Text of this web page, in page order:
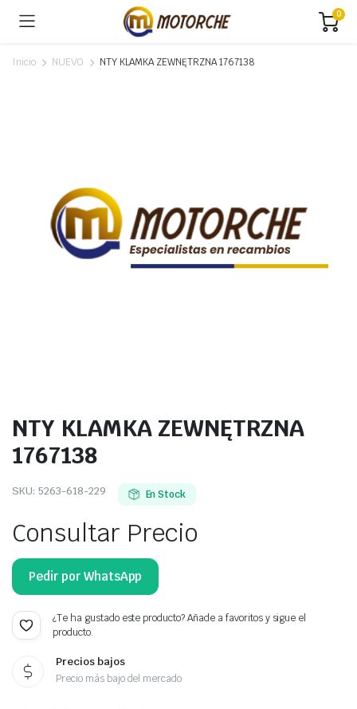
0
Inicio NUEVO NTY KLAMKA ZEWNĘTRZNA 1767138
NTY KLAMKA ZEWNĘTRZNA
1767138
SKU: 5263-618-229 En Stock
Consultar Precio
Pedir por WhatsApp
¿Te ha gustado este producto? Añade a favoritos y sigue el
producto.
Precios bajos
Precio más bajo del mercado